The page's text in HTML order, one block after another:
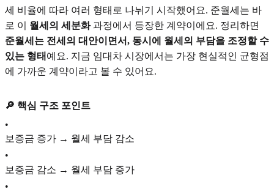
세 비율에 따라 여러 형태로 나뉘기 시작했어요. 준월세는 바
로 이 월세의 세분화 과정에서 등장한 계약이에요. 정리하면
준월세는 전세의 대안이면서, 동시에 월세의 부담을 조정할 수
있는 형태 예요. 지금 임대차 시장에서는 가장 현실적인 균형점
에 가까운 계약이라고 볼 수 있어요.
🔎 핵심 구조 포인트
•
보증금 증가 → 월세 부담 감소
•
보증금 감소 → 월세 부담 증가
•